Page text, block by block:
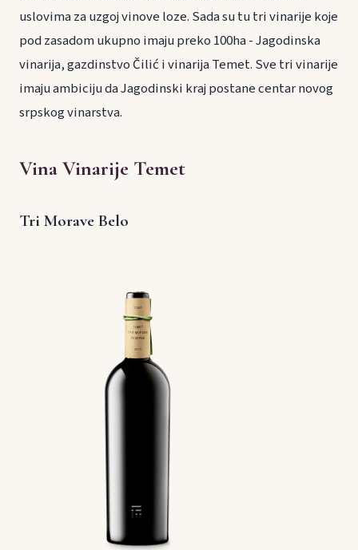
uslovima za uzgoj vinove loze. Sada su tu tri vinarije koje
pod zasadom ukupno imaju preko 100ha - Jagodinska
vinarija, gazdinstvo Čilić i vinarija Temet. Sve tri vinarije
imaju ambiciju da Jagodinski kraj postane centar novog
srpskog vinarstva.
Vina Vinarije Temet
Tri Morave Belo